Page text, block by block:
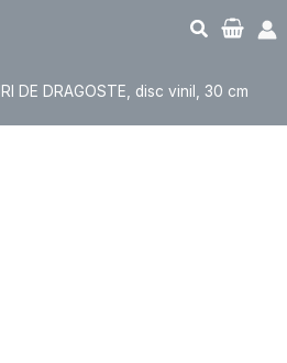
DE DRAGOSTE, disc vinil, 30 cm